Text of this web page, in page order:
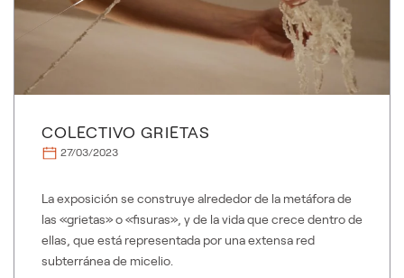
COLECTIVO GRIETAS
27/03/2023
La exposición se construye alrededor de la metáfora de
las «grietas» o «fisuras», y de la vida que crece dentro de
ellas, que está representada por una extensa red
subterránea de micelio.